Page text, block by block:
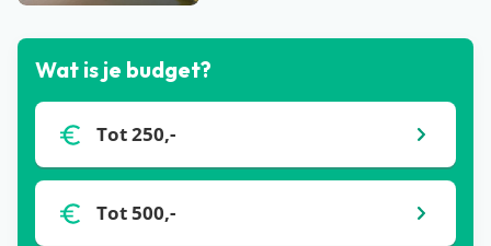
Wat is je budget?
Tot 250,-
Tot 500,-